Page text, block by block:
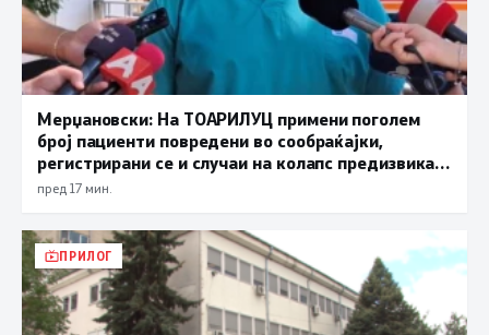
Мерџановски: На ТОАРИЛУЦ примени поголем
број пациенти повредени во сообраќајки,
регистрирани се и случаи на колапс предизвикан
од високите температури
пред 17 мин.
ПРИЛОГ